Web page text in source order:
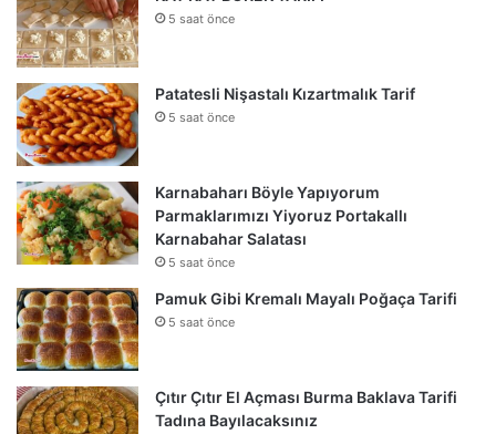
5 saat önce
Patatesli Nişastalı Kızartmalık Tarif
5 saat önce
Karnabaharı Böyle Yapıyorum
Parmaklarımızı Yiyoruz Portakallı
Karnabahar Salatası
5 saat önce
Pamuk Gibi Kremalı Mayalı Poğaça Tarifi
5 saat önce
Çıtır Çıtır El Açması Burma Baklava Tarifi
Tadına Bayılacaksınız